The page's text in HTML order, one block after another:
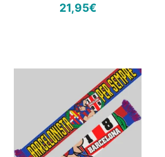
21,95€